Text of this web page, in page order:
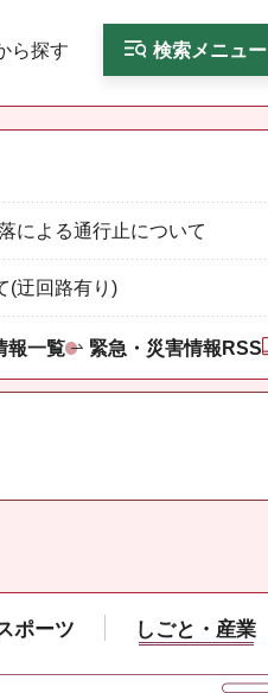
ら探す 検索メニュー
による通行止について
(迂回路有り)
報一覧 緊急・災害情報RSS
ポーツ しごと・産業